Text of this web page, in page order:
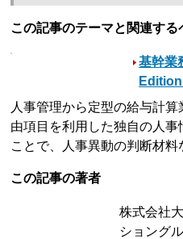
この記事のテーマと関連する
基幹業
人事管理から定型の給与計
由項目を利用した独自の人
ことで、人事異動の判断材料
この記事の著者
株式会社
ショング